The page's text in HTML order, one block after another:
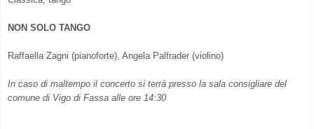
NON SOLO TANGO
Raffaella Zagni (pianoforte), Angela Palfrader (violino)
In caso di maltempo il concerto si terrà presso la sala consigliare del
comune di Vigo di Fassa alle ore 14:30